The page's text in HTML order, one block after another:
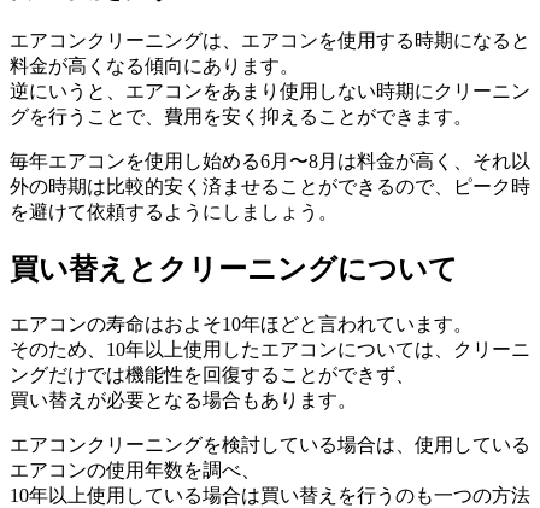
エアコンクリーニングは、エアコンを使用する時期になると
料金が高くなる傾向にあります。
逆にいうと、エアコンをあまり使用しない時期にクリーニン
グを行うことで、費用を安く抑えることができます。
毎年エアコンを使用し始める6月〜8月は料金が高く、それ以
外の時期は比較的安く済ませることができるので、ピーク時
を避けて依頼するようにしましょう。
買い替えとクリーニングについて
エアコンの寿命はおよそ10年ほどと言われています。
そのため、10年以上使用したエアコンについては、クリーニ
ングだけでは機能性を回復することができず、
買い替えが必要となる場合もあります。
エアコンクリーニングを検討している場合は、使用している
エアコンの使用年数を調べ、
10年以上使用している場合は買い替えを行うのも一つの方法